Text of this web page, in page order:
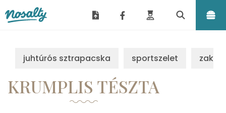
juhtúrós sztrapacska sportszelet
KRUMPLIS TÉSZTA